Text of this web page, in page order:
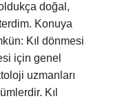
doğal,
Konuya
Kıl dönmesi
için genel
uzmanları
Kıl